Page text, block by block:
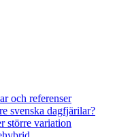
och referenser
svenska dagfjärilar?
större variation